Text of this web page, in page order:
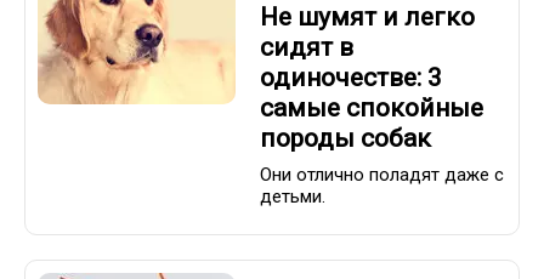
Не шумят и легко
сидят в
одиночестве: 3
самые спокойные
породы собак
Они отлично поладят даже с
детьми.